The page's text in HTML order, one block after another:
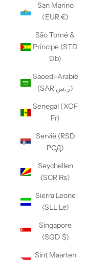
San Marino
(EUR €)
São Tomé &
Príncipe (STD
Db)
Saoedi-Arabië
(SAR ر.س)
Senegal (XOF
Fr)
Servië (RSD
РСД)
Seychellen
(SCR ₨)
Sierra Leone
(SLL Le)
Singapore
(SGD $)
Sint Maarten